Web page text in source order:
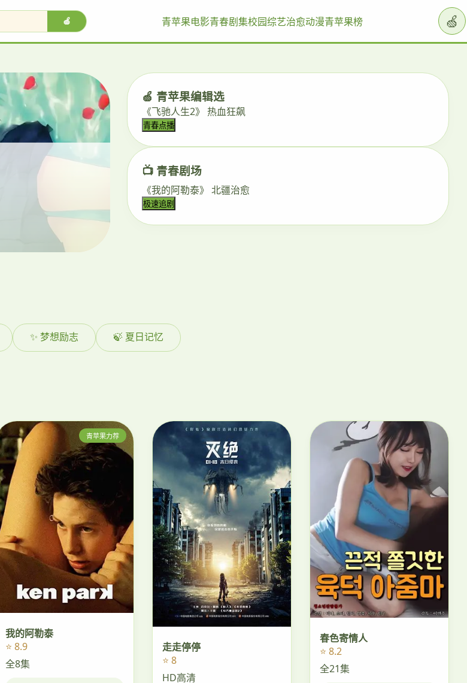
🍏 青苹果电影青春剧集校园综艺治愈动漫青苹果榜 🍏
🍏 青苹果编辑选
《飞驰人生2》 热血狂飙
青春点播
📺 青春剧场
《我的阿勒泰》 北疆治愈
极速追剧
✨ 梦想励志 🍃 夏日记忆
青苹果力荐
我的阿勒泰
⭐ 8.9
全8集
走走停停
⭐ 8
HD高清
春色寄情人
⭐ 8.2
全21集